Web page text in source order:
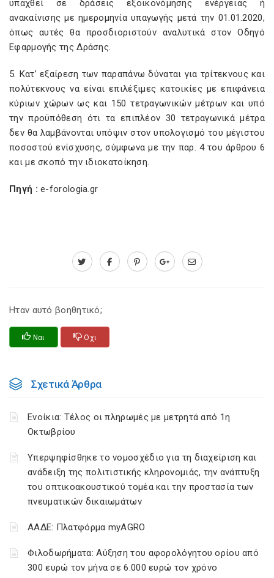
υπαχθεί σε δράσεις εξοικονόμησης ενέργειας ή
ανακαίνισης με ημερομηνία υπαγωγής μετά την 01.01.2020,
όπως αυτές θα προσδιοριστούν αναλυτικά στον Οδηγό
Εφαρμογής της Δράσης.
5. Κατ’ εξαίρεση των παραπάνω δύναται για τρίτεκνους και
πολύτεκνους να είναι επιλέξιμες κατοικίες με επιφάνεια
κύριων χώρων ως και 150 τετραγωνικών μέτρων και υπό
την προϋπόθεση ότι τα επιπλέον 30 τετραγωνικά μέτρα
δεν θα λαμβάνονται υπόψιν στον υπολογισμό του μέγιστου
ποσοστού ενίσχυσης, σύμφωνα με την παρ. 4 του άρθρου 6
και με σκοπό την ιδιοκατοίκηση.
Πηγή : e-forologia.gr
Ηταν αυτό βοηθητικό;
Ναι Οχι
Σχετικά Άρθρα
Ενοίκια: Τέλος οι πληρωμές με μετρητά από 1η
Οκτωβρίου
Υπερψηφίσθηκε το νομοσχέδιο για τη διαχείριση και
ανάδειξη της πολιτιστικής κληρονομιάς, την ανάπτυξη
του οπτικοακουστικού τομέα και την προστασία των
πνευματικών δικαιωμάτων
ΑΑΔΕ: Πλατφόρμα myAGRO
Φιλοδωρήματα: Αύξηση του αφορολόγητου ορίου από
300 ευρώ τον μήνα σε 6.000 ευρώ τον χρόνο